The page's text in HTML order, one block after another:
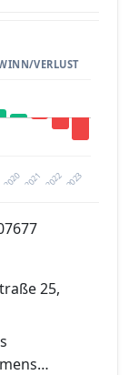
VERLUST
2021 2023
2020 2022
25,